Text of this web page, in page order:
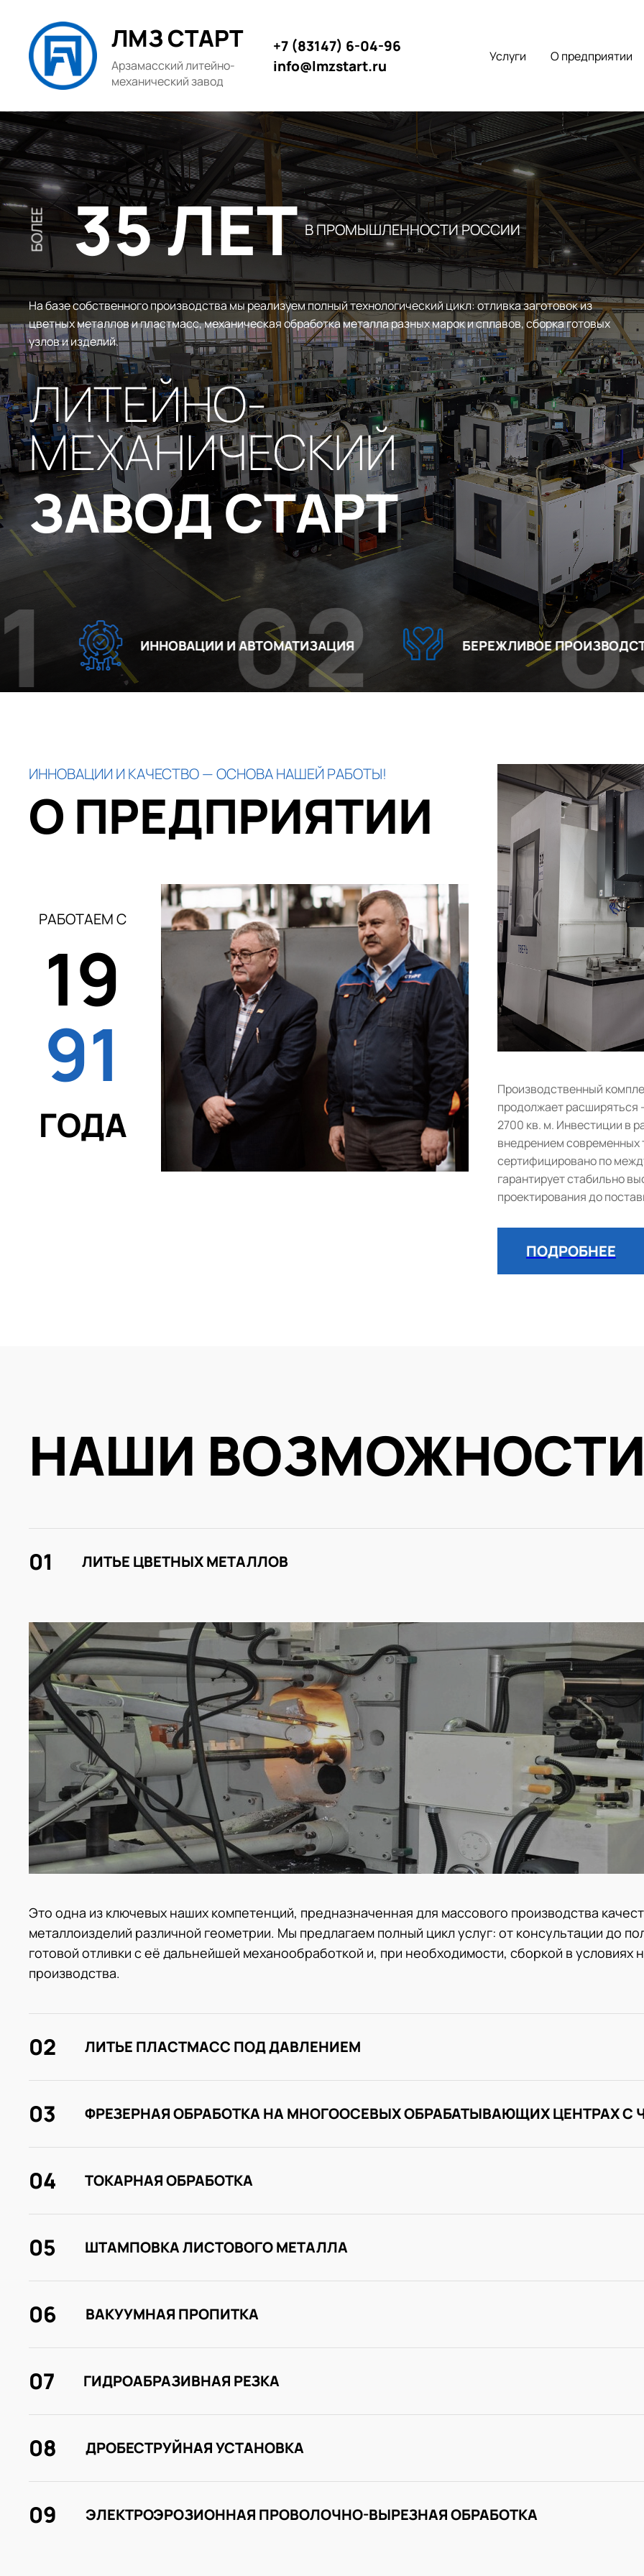
ЛМЗ СТАРТ
Арзамасский литейно-
механический завод
Услуги О предприятии
+7 (83147) 6-04-96
info@lmzstart.ru
БОЛЕЕ 35 ЛЕТ В ПРОМЫШЛЕННОСТИ РОССИИ
На базе собственного производства мы реализуем полный технологический цикл: отливка заготовок из
цветных металлов и пластмасс, механическая обработка металла разных марок и сплавов, сборка готовых
узлов и изделий.
ЛИТЕЙНО-
МЕХАНИЧЕСКИЙ
ЗАВОД СТАРТ
ИННОВАЦИИ И АВТОМАТИЗАЦИЯ
02 БЕРЕЖЛИВОЕ ПРОИЗВОДСТВО
03
ИННОВАЦИИ И КАЧЕСТВО — ОСНОВА НАШЕЙ РАБОТЫ!
О ПРЕДПРИЯТИИ
РАБОТАЕМ С
19
91
ГОДА
Производственный
продолжает расширяться
2700 кв. м. Инвестиции в
внедрением современных
сертифицировано по
гарантирует стабильно
проектирования до
ПОДРОБНЕЕ
НАШИ
ЛИТЬЕ ЦВЕТНЫХ МЕТАЛЛОВ
01
Это одна из ключевых наших компетенций, предназначенная для массового производства
металлоизделий различной геометрии. Мы предлагаем полный цикл услуг: от консультации до
готовой отливки с её дальнейшей механообработкой и, при необходимости, сборкой в условиях
производства.
ЛИТЬЕ ПЛАСТМАСС ПОД ДАВЛЕНИЕМ
02
ФРЕЗЕРНАЯ ОБРАБОТКА НА МНОГООСЕВЫХ ОБРАБАТЫВАЮЩИХ ЦЕНТРАХ С
03
ТОКАРНАЯ ОБРАБОТКА
04
ШТАМПОВКА ЛИСТОВОГО МЕТАЛЛА
05
ВАКУУМНАЯ ПРОПИТКА
06
ГИДРОАБРАЗИВНАЯ РЕЗКА
07
ДРОБЕСТРУЙНАЯ УСТАНОВКА
08
ЭЛЕКТРОЭРОЗИОННАЯ ПРОВОЛОЧНО-ВЫРЕЗНАЯ ОБРАБОТКА
09